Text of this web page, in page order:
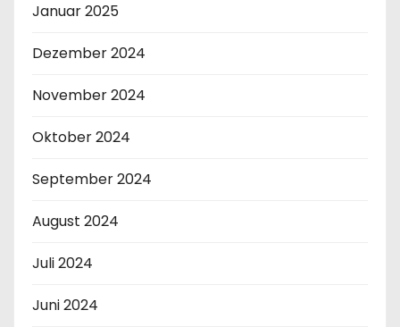
Januar 2025
Dezember 2024
November 2024
Oktober 2024
September 2024
August 2024
Juli 2024
Juni 2024